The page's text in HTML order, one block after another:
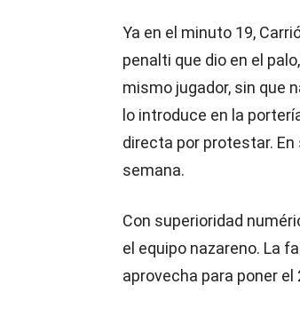
Ya en el minuto 19,
penalti que dio en el
mismo jugador, sin que
lo introduce en la
directa por protestar.
semana.
Con superioridad
el equipo nazareno. La
aprovecha para poner el